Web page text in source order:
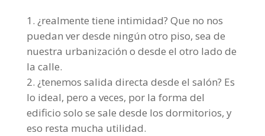
¿realmente tiene intimidad? Que no nos
puedan ver desde ningún otro piso, sea de
nuestra urbanización o desde el otro lado de
la calle.
¿tenemos salida directa desde el salón? Es
lo ideal, pero a veces, por la forma del
edificio solo se sale desde los dormitorios, y
eso resta mucha utilidad.